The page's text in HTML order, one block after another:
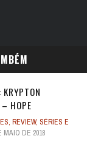
KRYPTON
HOPE
, REVIEW, SÉRIES E
MAIO DE 2018